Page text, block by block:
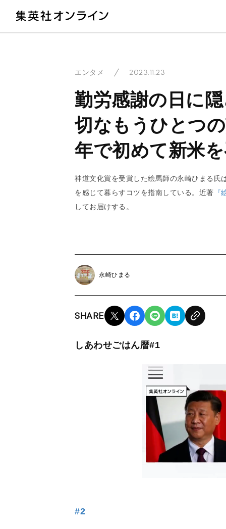
エンタメ 2023.11.23
勤労感謝の日に
切なもうひとつ
年で初めて新米
神道文化賞を受賞した絵馬師の永崎ひまる氏
を感じて暮らすコツを指南している。近著
してお届けする。
永崎ひまる
SHARE
しあわせごはん暦#1
#2